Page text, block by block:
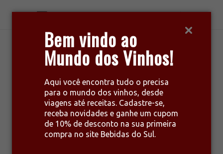
Bem vindo ao
Mundo dos Vinhos!
Aqui você encontra tudo o precisa
para o mundo dos vinhos, desde
viagens até receitas. Cadastre-se,
receba novidades e ganhe um cupom
de 10% de desconto na sua primeira
compra no site Bebidas do Sul.
harmonize seu estilo de vida